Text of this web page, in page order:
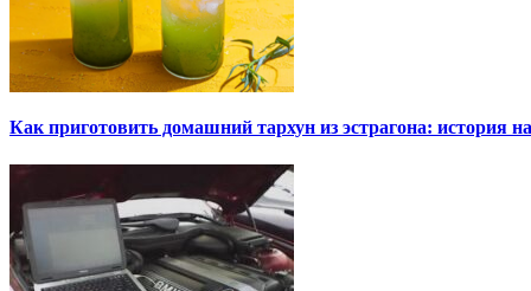
Как приготовить домашний тархун из эстрагона: история